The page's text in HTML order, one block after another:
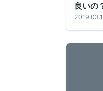
良いの